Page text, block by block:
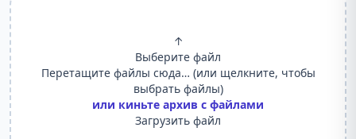
↑
Выберите файл
Перетащите файлы сюда… (или щелкните, чтобы
выбрать файлы)
или киньте архив с файлами
Загрузить файл